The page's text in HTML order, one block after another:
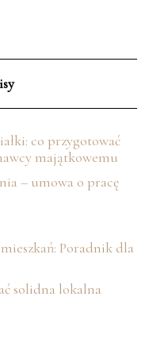
co przygotować
majątkowemu
– umowa o pracę
Poradnik dla
solidna lokalna